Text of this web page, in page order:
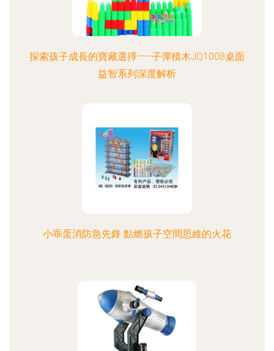
探索孩子成長的寶藏選擇——子彈積木JQ1008桌面
益智系列深度解析
小乖蛋消防急先鋒 點燃孩子空間思維的火花